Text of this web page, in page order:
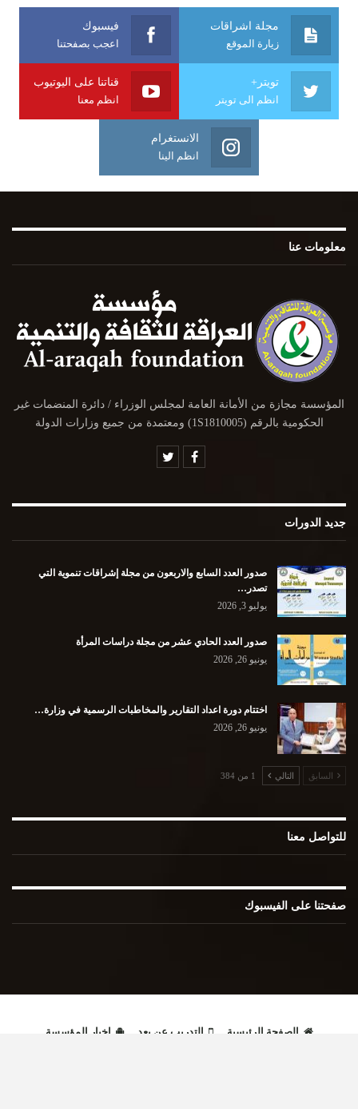
مجلة اشراقات
زيارة الموقع
فيسبوك
اعجب بصفحتنا
تويتر+
انظم الى تويتر
قناتنا على اليوتيوب
انظم معنا
الانستغرام
انظم الينا
معلومات عنا
المؤسسة مجازة من الأمانة العامة لمجلس الوزراء / دائرة المنضمات غير
الحكومية بالرقم (1S1810005) ومعتمدة من جميع وزارات الدولة
جديد الدورات
صدور العدد السابع والاربعون من مجلة إشراقات تنموية التي
تصدر…
يوليو 3, 2026
صدور العدد الحادي عشر من مجلة دراسات المرأة
يونيو 26, 2026
اختتام دورة اعداد التقارير والمخاطبات الرسمية في وزارة…
يونيو 26, 2026
السابق التالي 1 من 384
للتواصل معنا
صفحتنا على الفيسبوك
الصفحة الرئيسية التدريب عن بعد
اخبار المؤسسة